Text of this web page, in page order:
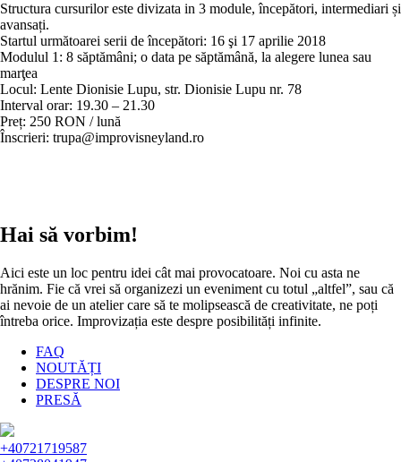
Structura cursurilor este divizata in 3 module, începători, intermediari și
avansați.
Startul următoarei serii de începători: 16 şi 17 aprilie 2018
Modulul 1: 8 săptămâni; o data pe săptămână, la alegere lunea sau
marţea
Locul: Lente Dionisie Lupu, str. Dionisie Lupu nr. 78
Interval orar: 19.30 – 21.30
Preț: 250 RON / lună
Înscrieri: trupa@improvisneyland.ro
Hai să vorbim!
Aici este un loc pentru idei cât mai provocatoare. Noi cu asta ne
hrănim. Fie că vrei să organizezi un eveniment cu totul „altfel”, sau că
ai nevoie de un atelier care să te molipsească de creativitate, ne poți
întreba orice. Improvizația este despre posibilități infinite.
FAQ
NOUTĂȚI
DESPRE NOI
PRESĂ
+40721719587